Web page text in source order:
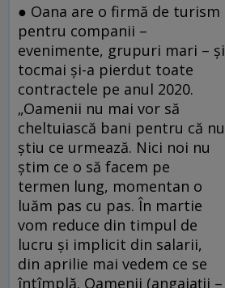
● Oana are o firmă de turism
pentru companii –
evenimente, grupuri mari – și
tocmai și-a pierdut toate
contractele pe anul 2020.
„Oamenii nu mai vor să
cheltuiască bani pentru că nu
știu ce urmează. Nici noi nu
știm ce o să facem pe
termen lung, momentan o
luăm pas cu pas. În martie
vom reduce din timpul de
lucru și implicit din salarii,
din aprilie mai vedem ce se
întîmplă. Oamenii (angajații –